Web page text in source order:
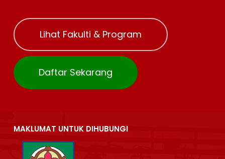
Lihat Fakulti & Program
Daftar Sekarang
MAKLUMAT UNTUK DIHUBUNGI